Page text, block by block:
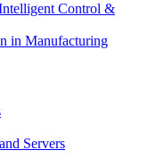
Control &
in Manufacturing
Servers